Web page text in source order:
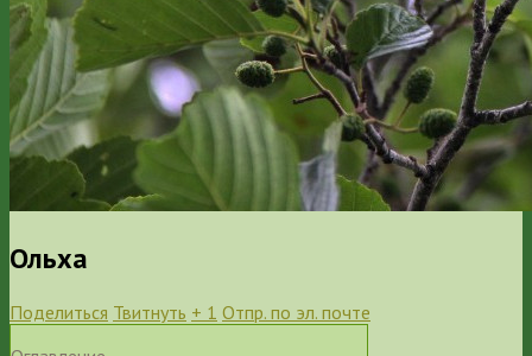
Ольха
Поделиться Твитнуть + 1 Отпр. по эл. почте